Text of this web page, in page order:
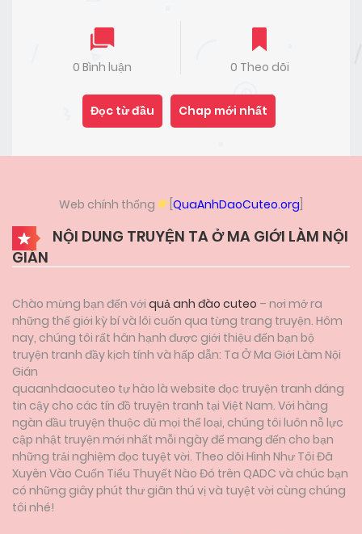
0 Bình luận 0 Theo dõi
Đọc từ đầu Chap mới nhất
Web chính thống [QuaAnhDaoCuteo.org
NỘI DUNG TRUYỆN TA Ở MA GIỚI LÀM NỘI
GIÁN
Chào mừng bạn đến với quả anh đào cuteo – nơi mở ra
những thế giới kỳ bí và lôi cuốn qua từng trang truyện. Hôm
nay, chúng tôi rất hân hạnh được giới thiệu đến bạn bộ
truyện tranh đầy kịch tính và hấp dẫn: Ta Ở Ma Giới Làm Nội
Gián
quaanhdaocuteo tự hào là website đọc truyện tranh đáng
tin cậy cho các tín đồ truyện tranh tại Việt Nam. Với hàng
ngàn đầu truyện thuộc đủ mọi thể loại, chúng tôi luôn nỗ lực
cập nhật truyện mới nhất mỗi ngày để mang đến cho bạn
những trải nghiệm đọc tuyệt vời. Theo dõi Hình Như Tôi Đã
Xuyên Vào Cuốn Tiểu Thuyết Nào Đó trên QADC và chúc bạn
có những giây phút thư giãn thú vị và tuyệt vời cùng chúng
tôi nhé!